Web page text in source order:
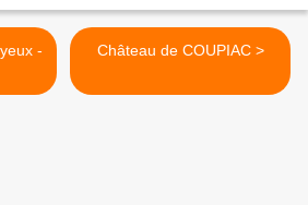
Château de COUPIAC >